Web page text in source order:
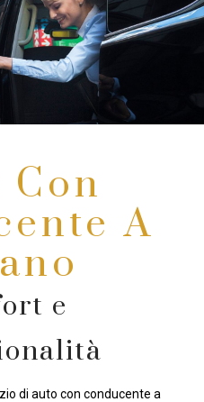
Con
A
e
di auto con conducente a